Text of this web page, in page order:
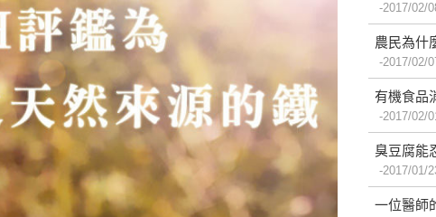
2017/02/
農民為什
2017/02/
有機食品
2017/02/01
臭豆腐能
2017/01/
一位醫師